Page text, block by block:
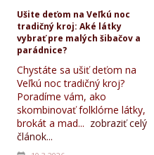
Ušite deťom na Veľkú noc
tradičný kroj: Aké látky
vybrať pre malých šibačov a
parádnice?
Chystáte sa ušiť deťom na
Veľkú noc tradičný kroj?
Poradíme vám, ako
skombinovať folklórne látky,
brokát a mad... zobraziť celý
článok...